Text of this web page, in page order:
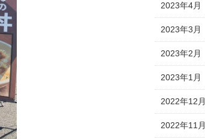
2023年4月
2023年3月
2023年2月
2023年1月
2022年12月
2022年11月